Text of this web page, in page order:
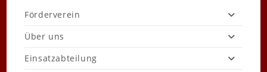
Förderverein
Über uns
Einsatzabteilung